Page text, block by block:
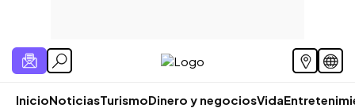
InicioNoticiasTurismoDinero y negociosVida